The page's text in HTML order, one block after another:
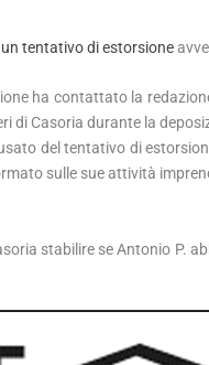
tentativo di estorsione
ha contattato la
di Casoria durante la
del tentativo di
sulle sue attività
stabilire se Antonio P.